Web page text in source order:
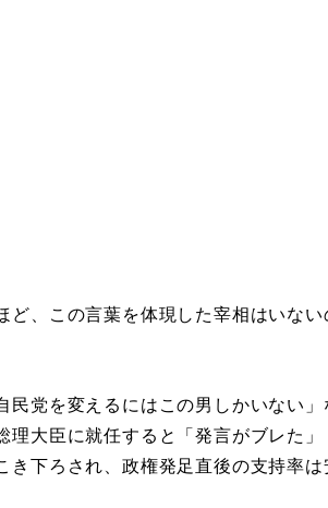
、この言葉を体現した宰相はいない
民党を変えるにはこの男しかいない」
大臣に就任すると「発言がブレた」
き下ろされ、政権発足直後の支持率は